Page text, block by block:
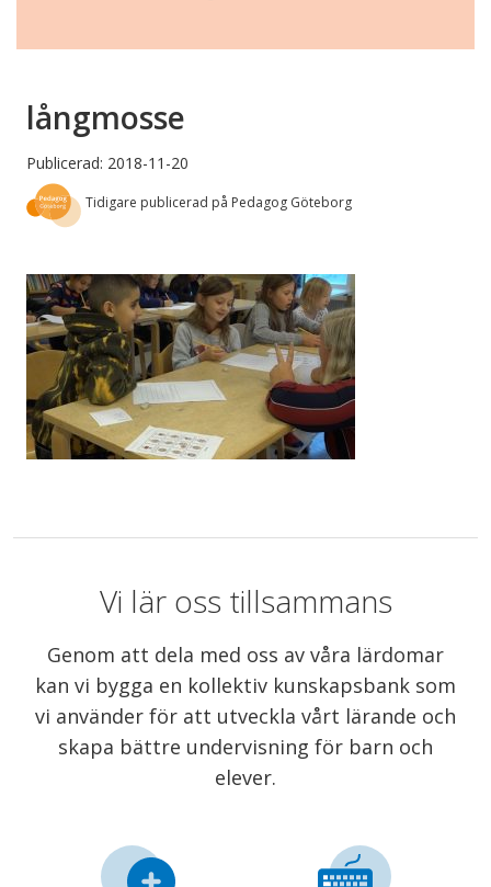
långmosse
Publicerad: 2018-11-20
Tidigare publicerad på Pedagog Göteborg
Vi lär oss tillsammans
Genom att dela med oss av våra lärdomar
kan vi bygga en kollektiv kunskapsbank som
vi använder för att utveckla vårt lärande och
skapa bättre undervisning för barn och
elever.